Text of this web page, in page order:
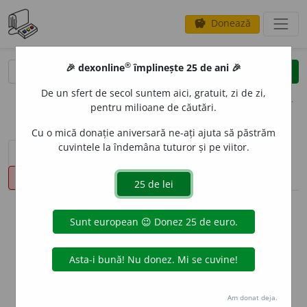
savings Donează
clear
opțiuni
sinteza definițiilor (1) definiții (17)
declinări
info
Aceste definiții sunt compilate de
echipa dexonline. Definițiile
originale se află pe filadefiniții.
Puteți reordona filele pe pagina de
🎉 dexonline® împlinește 25 de ani 🎉
De un sfert de secol suntem aici, gratuit, zi de zi,
pentru milioane de căutări.
Cu o mică donație aniversară ne-ați ajuta să păstrăm
cuvintele la îndemâna tuturor și pe viitor.
Am donat deja.